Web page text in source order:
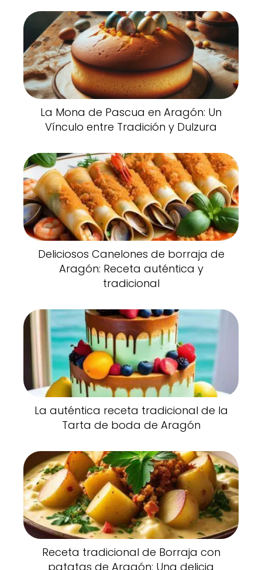
La Mona de Pascua en Aragón: Un
Vínculo entre Tradición y Dulzura
Deliciosos Canelones de borraja de
Aragón: Receta auténtica y
tradicional
La auténtica receta tradicional de la
Tarta de boda de Aragón
Receta tradicional de Borraja con
patatas de Aragón: Una delicia